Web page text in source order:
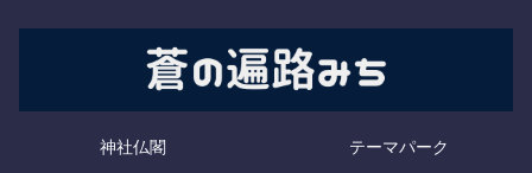
神社仏閣 テーマパーク